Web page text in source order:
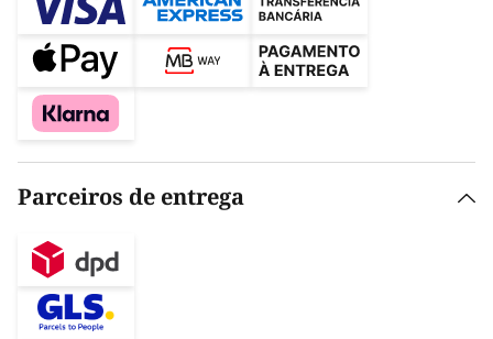
Parceiros de entrega